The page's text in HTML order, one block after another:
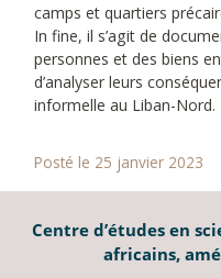
camps et quartiers
In fine, il s’agit de
personnes et des biens
d’analyser leurs
informelle au Liban-Nord.
Posté le 25 janvier 2023
Centre d’études en
africains,